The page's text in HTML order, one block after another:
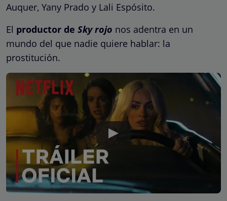
Auquer, Yany Prado y Lali Espósito.
El productor de Sky rojo nos adentra en un
mundo del que nadie quiere hablar: la
prostitución.